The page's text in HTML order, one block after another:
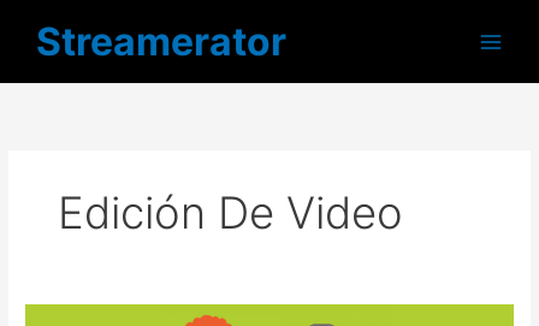
Streamerator
Edición De Video